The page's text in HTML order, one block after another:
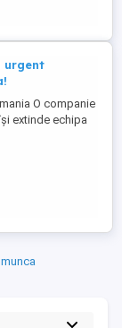
urgent
O companie
extinde echipa
4 montatori
pentru
sisteme